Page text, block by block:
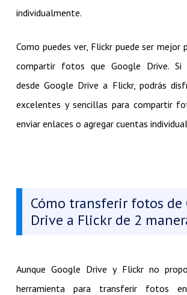
individualmente.
Como puedes ver, Flickr puede ser mejor
compartir fotos que Google Drive.
desde Google Drive a Flickr, podrás
excelentes y sencillas para compartir
enviar enlaces o agregar cuentas
Cómo transferir fotos de
Drive a Flickr de 2
Aunque Google Drive y Flickr no
herramienta para transferir fotos